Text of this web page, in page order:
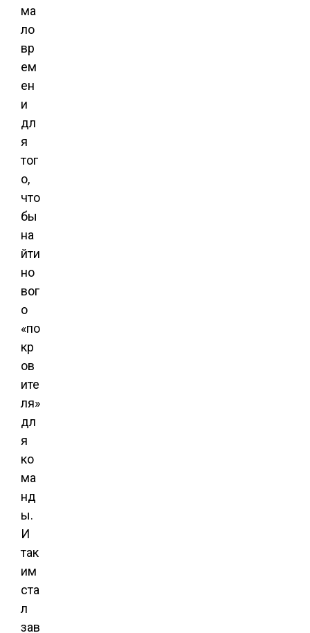
ма
ло
вр
ем
ен
и
дл
я
тог
о,
что
бы
на
йти
но
вог
о
«по
кр
ов
ите
ля»
дл
я
ко
ма
нд
ы.
И
так
им
ста
л
зав